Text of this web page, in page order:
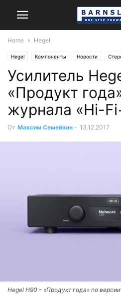
Home Hegel
Hegel Компоненты Новости
Усилитель
«Продукт
журнала «Hi-
От Максим Семейкин - 13.12.2017
Hegel H90 – «Продукт года» по